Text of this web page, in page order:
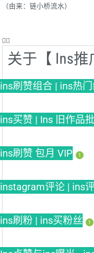
（由来：链小桥流水）
❤️‍🔥
关于【 Ins
ins刷赞组合 | ins热
ins买赞 | Ins 旧作品
ins刷赞 包月 VIP 1
instagram评论 | ins
ins刷粉 | ins买粉丝 1